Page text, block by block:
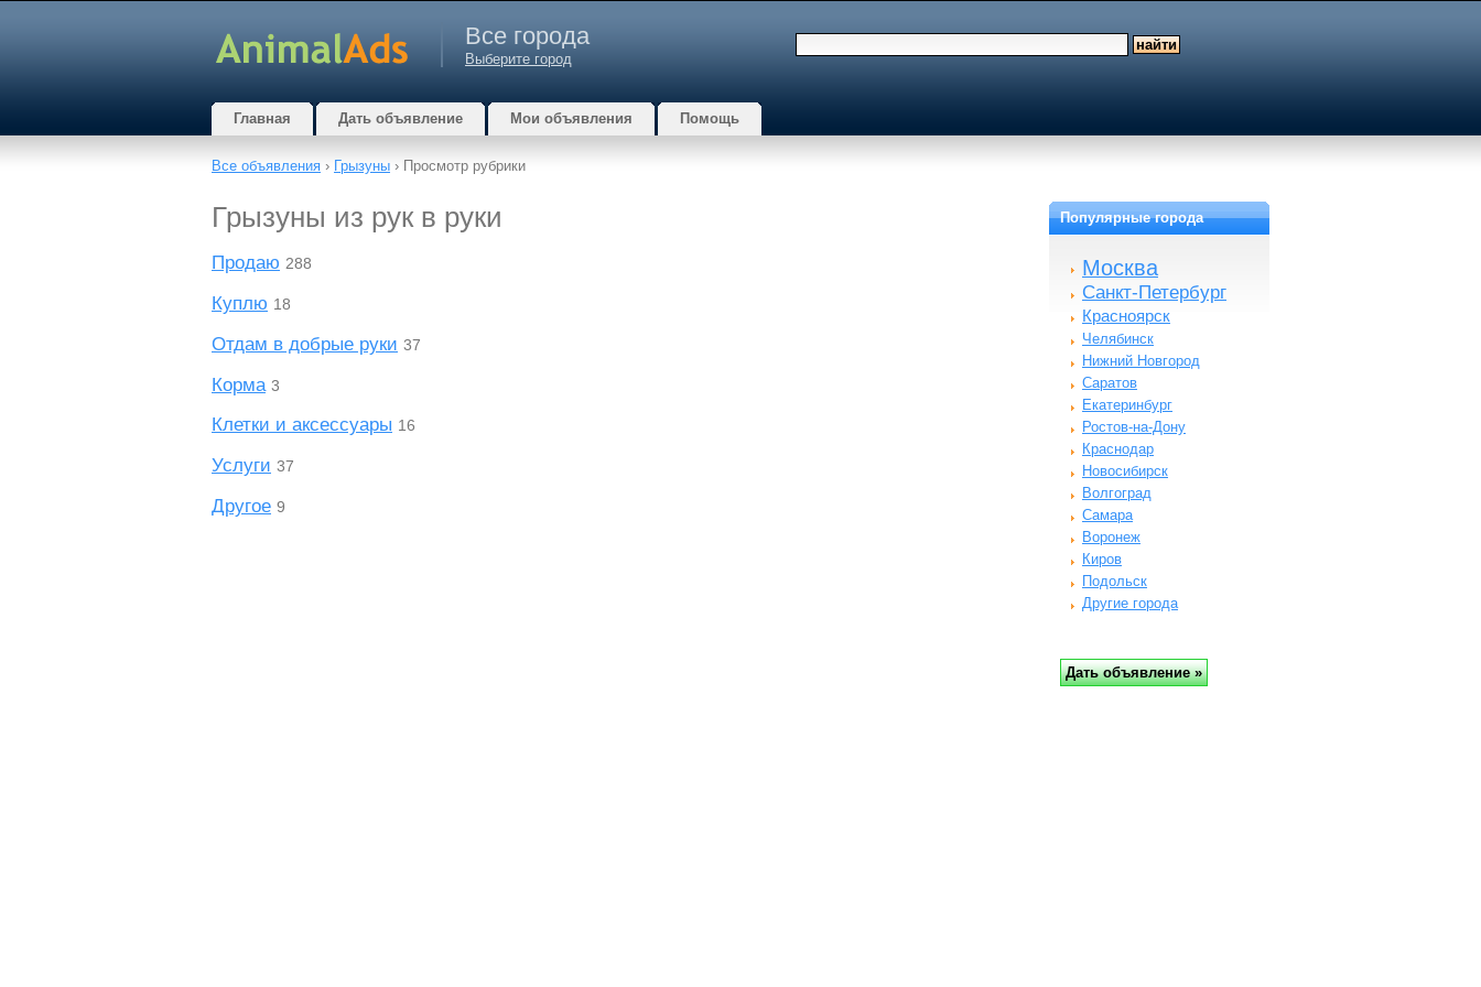
Все города
Выберите город
Главная Дать объявление Мои объявления Помощь
Все объявления › Грызуны › Просмотр рубрики
Грызуны из рук в руки
Продаю 288
Куплю 18
Отдам в добрые руки 37
Корма 3
Клетки и аксессуары 16
Услуги 37
Другое 9
Популярные города
Москва
Санкт-Петербург
Красноярск
Челябинск
Нижний Новгород
Саратов
Екатеринбург
Ростов-на-Дону
Краснодар
Новосибирск
Волгоград
Самара
Воронеж
Киров
Подольск
Другие города